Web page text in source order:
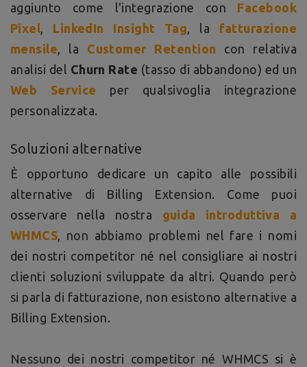
aggiunto come l'integrazione con Facebook
Pixel, LinkedIn Insight Tag, la fatturazione
mensile, la Customer Retention con relativa
analisi del Churn Rate (tasso di abbandono) ed un
Web Service per qualsivoglia integrazione
personalizzata.
Soluzioni alternative
È opportuno dedicare un capito alle possibili
alternative di Billing Extension. Come puoi
osservare nella nostra guida introduttiva a
WHMCS, non abbiamo problemi nel fare i nomi
dei nostri competitor né nel consigliare ai nostri
clienti soluzioni sviluppate da altri. Quando però
si parla di fatturazione, non esistono alternative a
Billing Extension.
Nessuno dei nostri competitor né WHMCS si è